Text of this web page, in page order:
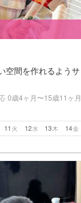
空間を作れるようサ
0歳4ヶ月〜15歳11ヶ月
火
11 水
12 木
13 金
14